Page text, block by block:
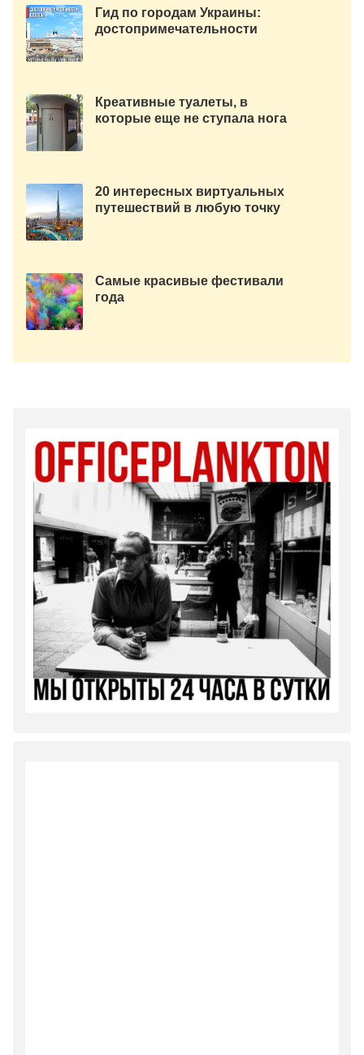
Гид по городам Украины:
достопримечательности
Креативные туалеты, в
которые еще не ступала нога
20 интересных виртуальных
путешествий в любую точку
Самые красивые фестивали
года